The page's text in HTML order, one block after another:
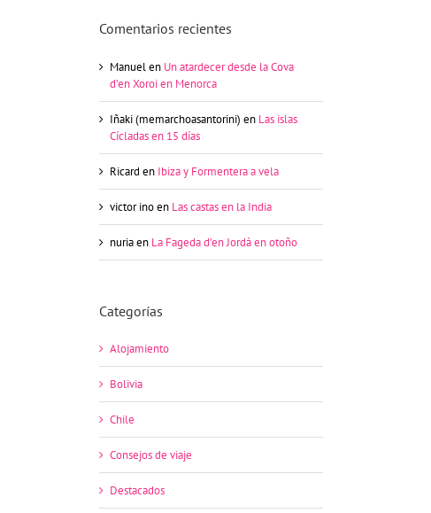
Comentarios recientes
Manuelen Un atardecer desde la Cova
d’en Xoroi en Menorca
Iñaki (memarchoasantorini) en Las islas
Cícladas en 15 días
Ricard en Ibiza y Formentera a vela
victor inoen Las castas en la India
nuriaen La Fageda d’en Jordà en otoño
Categorías
Alojamiento
Bolivia
Chile
Consejos de viaje
Destacados